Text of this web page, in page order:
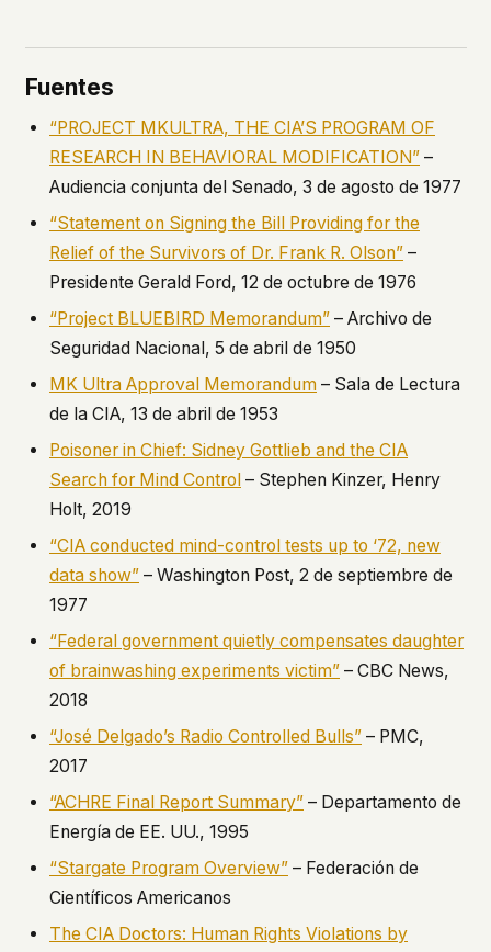
Fuentes
“PROJECT MKULTRA, THE CIA’S PROGRAM OF
RESEARCH IN BEHAVIORAL MODIFICATION” –
Audiencia conjunta del Senado, 3 de agosto de 1977
“Statement on Signing the Bill Providing for the
Relief of the Survivors of Dr. Frank R. Olson” –
Presidente Gerald Ford, 12 de octubre de 1976
“Project BLUEBIRD Memorandum” – Archivo de
Seguridad Nacional, 5 de abril de 1950
MK Ultra Approval Memorandum – Sala de Lectura
de la CIA, 13 de abril de 1953
Poisoner in Chief: Sidney Gottlieb and the CIA
Search for Mind Control – Stephen Kinzer, Henry
Holt, 2019
“CIA conducted mind-control tests up to ‘72, new
data show” – Washington Post, 2 de septiembre de
1977
“Federal government quietly compensates daughter
of brainwashing experiments victim” – CBC News,
2018
“José Delgado’s Radio Controlled Bulls” – PMC,
2017
“ACHRE Final Report Summary” – Departamento de
Energía de EE. UU., 1995
“Stargate Program Overview” – Federación de
Científicos Americanos
The CIA Doctors: Human Rights Violations by